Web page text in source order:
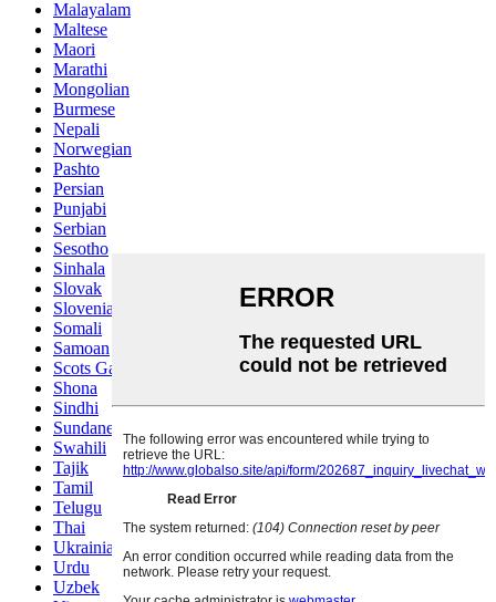
Malayalam
Maltese
Maori
Marathi
Mongolian
Burmese
Nepali
Norwegian
Pashto
Persian
Punjabi
Serbian
Sesotho
Sinhala
Slovak
Slovenian
Somali
Samoan
Scots Gaelic
Shona
Sindhi
Sundanese
Swahili
Tajik
Tamil
Telugu
Thai
Ukrainian
Urdu
Uzbek